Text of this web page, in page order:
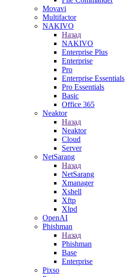
Movavi
Multifactor
NAKIVO
Назад
NAKIVO
Enterprise Plus
Enterprise
Pro
Enterprise Essentials
Pro Essentials
Basic
Office 365
Neaktor
Назад
Neaktor
Cloud
Server
NetSarang
Назад
NetSarang
Xmanager
Xshell
Xftp
Xlpd
OpenAI
Phishman
Назад
Phishman
Base
Enterprise
Pixso